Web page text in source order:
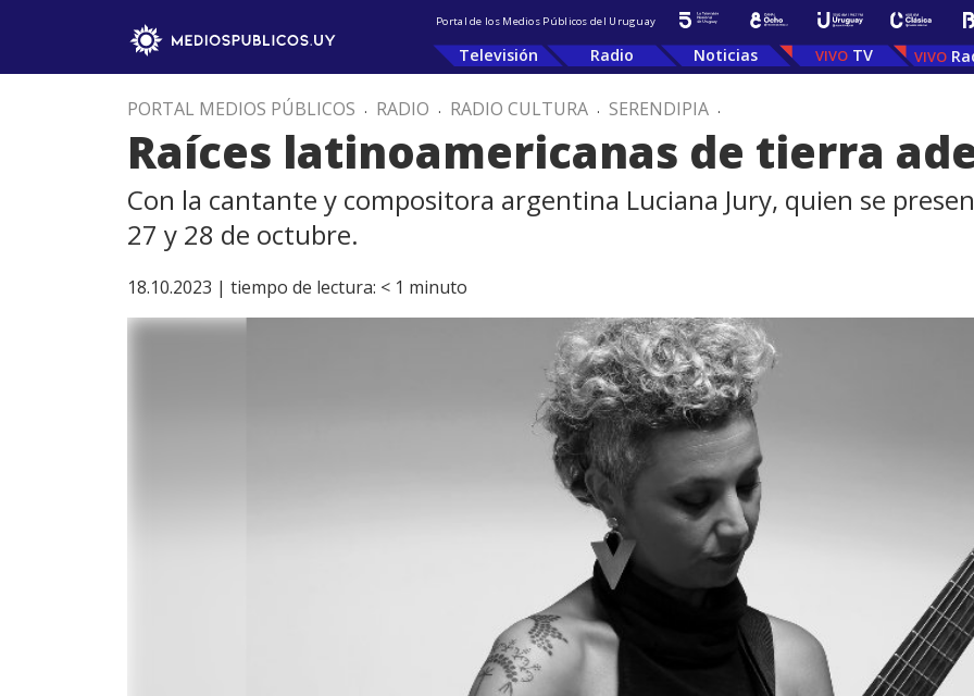
Portal de los Medios Públicos del Uruguay
Televisión Radio Noticias TV
PORTAL MEDIOS PÚBLICOS . RADIO . RADIO CULTURA . SERENDIPIA .
Raíces latinoamericanas de tierra
Con la cantante y compositora argentina Luciana Jury, quien se
27 y 28 de octubre.
18.10.2023 | tiempo de lectura: < 1 minuto